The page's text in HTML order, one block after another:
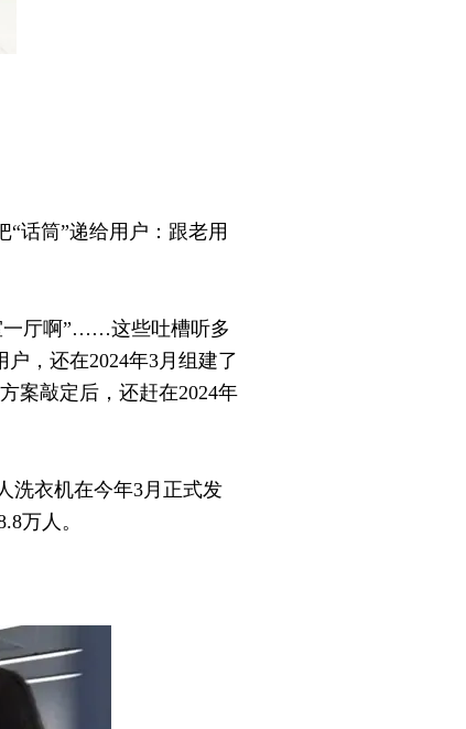
话筒”递给用户：跟老用
一厅啊”……这些吐槽听多
，还在2024年3月组建了
案敲定后，还赶在2024年
洗衣机在今年3月正式发
万人。